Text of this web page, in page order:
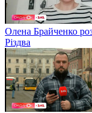
Олена Брайченко
Різдва